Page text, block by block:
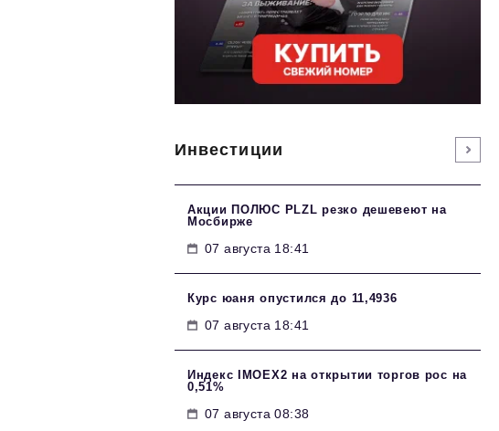
Инвестиции
Акции ПОЛЮС PLZL резко дешевеют на
Мосбирже
07 августа 18:41
Курс юаня опустился до 11,4936
07 августа 18:41
Индекс IMOEX2 на открытии торгов рос на
0,51%
07 августа 08:38